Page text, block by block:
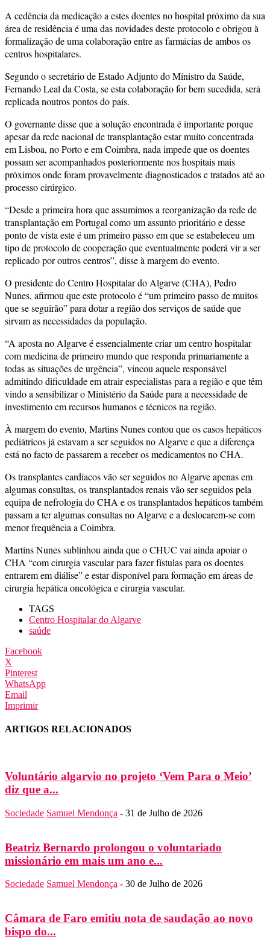
A cedência da medicação a estes doentes no hospital próximo da sua
área de residência é uma das novidades deste protocolo e obrigou à
formalização de uma colaboração entre as farmácias de ambos os
centros hospitalares.
Segundo o secretário de Estado Adjunto do Ministro da Saúde,
Fernando Leal da Costa, se esta colaboração for bem sucedida, será
replicada noutros pontos do país.
O governante disse que a solução encontrada é importante porque
apesar da rede nacional de transplantação estar muito concentrada
em Lisboa, no Porto e em Coimbra, nada impede que os doentes
possam ser acompanhados posteriormente nos hospitais mais
próximos onde foram provavelmente diagnosticados e tratados até ao
processo cirúrgico.
“Desde a primeira hora que assumimos a reorganização da rede de
transplantação em Portugal como um assunto prioritário e desse
ponto de vista este é um primeiro passo em que se estabeleceu um
tipo de protocolo de cooperação que eventualmente poderá vir a ser
replicado por outros centros”, disse à margem do evento.
O presidente do Centro Hospitalar do Algarve (CHA), Pedro
Nunes, afirmou que este protocolo é “um primeiro passo de muitos
que se seguirão” para dotar a região dos serviços de saúde que
sirvam as necessidades da população.
“A aposta no Algarve é essencialmente criar um centro hospitalar
com medicina de primeiro mundo que responda primariamente a
todas as situações de urgência”, vincou aquele responsável
admitindo dificuldade em atrair especialistas para a região e que têm
vindo a sensibilizar o Ministério da Saúde para a necessidade de
investimento em recursos humanos e técnicos na região.
À margem do evento, Martins Nunes contou que os casos hepáticos
pediátricos já estavam a ser seguidos no Algarve e que a diferença
está no facto de passarem a receber os medicamentos no CHA.
Os transplantes cardíacos vão ser seguidos no Algarve apenas em
algumas consultas, os transplantados renais vão ser seguidos pela
equipa de nefrologia do CHA e os transplantados hepáticos também
passam a ter algumas consultas no Algarve e a deslocarem-se com
menor frequência a Coimbra.
Martins Nunes sublinhou ainda que o CHUC vai ainda apoiar o
CHA “com cirurgia vascular para fazer fístulas para os doentes
entrarem em diálise” e estar disponível para formação em áreas de
cirurgia hepática oncológica e cirurgia vascular.
TAGS
Centro Hospitalar do Algarve
saúde
Facebook
X
Pinterest
WhatsApp
Email
Imprimir
ARTIGOS RELACIONADOS
Voluntário algarvio no projeto ‘Vem Para o Meio’
diz que a...
Sociedade Samuel Mendonça - 31 de Julho de 2026
Beatriz Bernardo prolongou o voluntariado
missionário em mais um ano e...
Sociedade Samuel Mendonça - 30 de Julho de 2026
Câmara de Faro emitiu nota de saudação ao novo
bispo do...